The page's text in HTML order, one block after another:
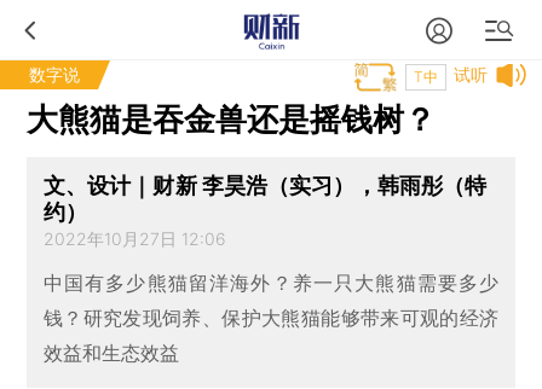
数字说 试听
T中
大熊猫是吞金兽还是摇钱树？
文、设计｜财新 李昊浩（实习），韩雨彤（特
约）
2022年10月27日 12:06
中国有多少熊猫留洋海外？养一只大熊猫需要多少
钱？研究发现饲养、保护大熊猫能够带来可观的经济
效益和生态效益